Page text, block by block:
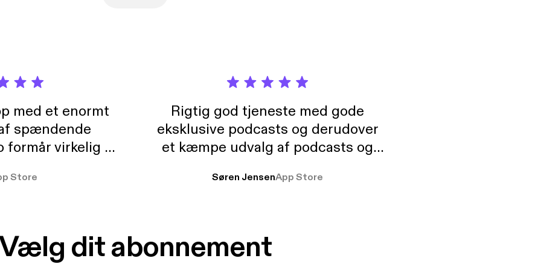
med et enormt
spændende
formår virkelig at
At der så også
Store
Rigtig god tjeneste med gode
eksklusive podcasts og derudover
et kæmpe udvalg af podcasts og
ikke andet så udelukkende pga
Søren JensenApp Store
dit abonnement